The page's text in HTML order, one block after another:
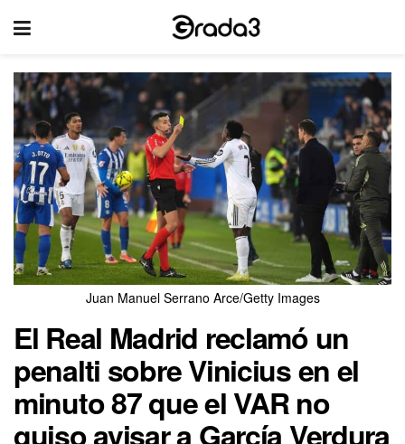
Juan Manuel Serrano Arce/Getty Images
El Real Madrid reclamó un
penalti sobre Vinicius en el
minuto 87 que el VAR no
quiso avisar a García Verdura